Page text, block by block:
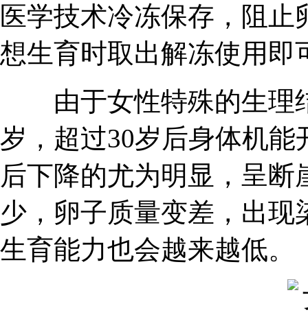
医学技术冷冻保存，阻
想生育时取出解冻使用即
由于女性特殊的生理
岁，超过30岁后身体机
后下降的尤为明显，呈
少，卵子质量变差，出
生育能力也会越来越低。